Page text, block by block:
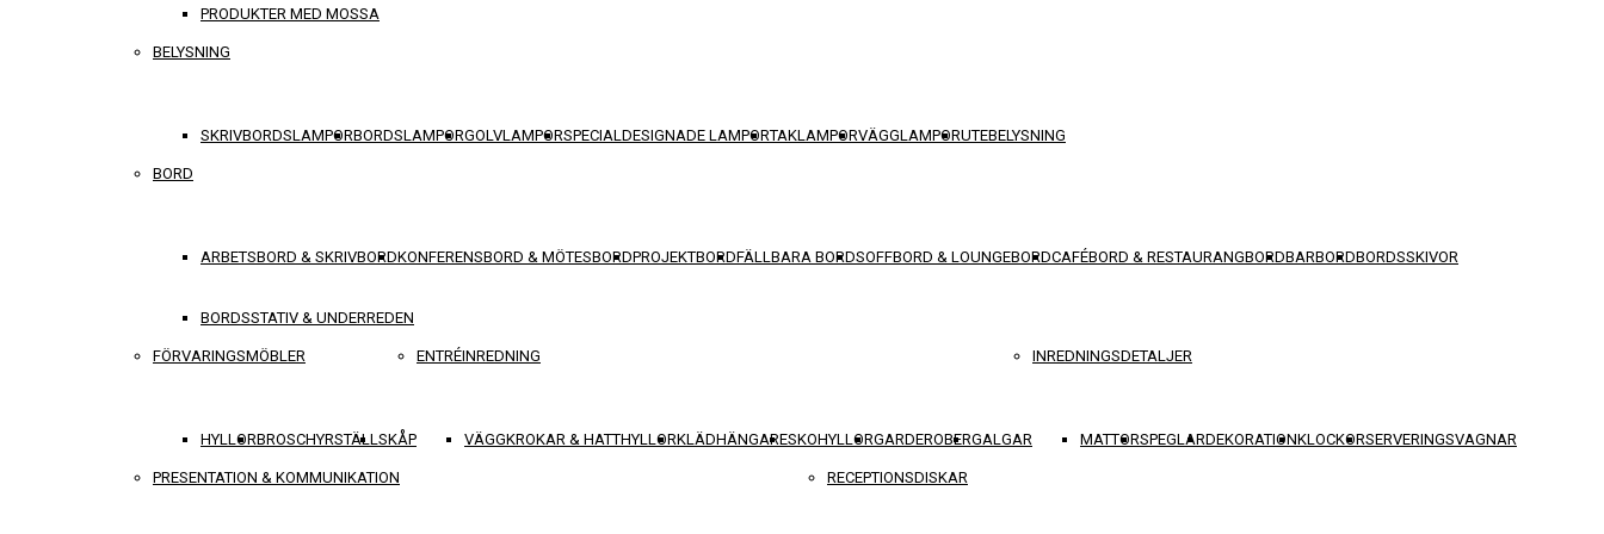
PRODUKTER MED MOSSA
BELYSNING
SKRIVBORDSLAMPORBORDSLAMPORGOLVLAMPORSPECIALDESIGNADE LAMPORTAKLAMPORVÄGGLAMPORUTEBELYSNING
BORD
ARBETSBORD & SKRIVBORDKONFERENSBORD & MÖTESBORDPROJEKTBORDFÄLLBARA BORDSOFFBORD & LOUNGEBORDCAFÉBORD & RESTAURANGBORDBARBORDBORDSSKIVOR
BORDSSTATIV & UNDERREDEN
FÖRVARINGSMÖBLER
HYLLORBROSCHYRSTÄLLSKÅP
ENTRÉINREDNING
VÄGGKROKAR & HATTHYLLORKLÄDHÄNGARESKOHYLLORGARDEROBERGALGAR
INREDNINGSDETALJER
MATTORSPEGLARDEKORATIONKLOCKORSERVERINGSVAGNAR
PRESENTATION & KOMMUNIKATION RECEPTIONSDISKAR